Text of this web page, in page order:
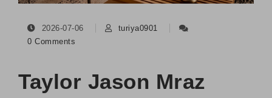
2026-07-06
turiya0901
0 Comments
Taylor Jason Mraz